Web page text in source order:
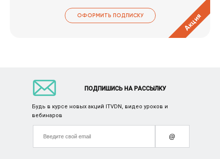
ОФОРМИТЬ ПОДПИСКУ Акция
ПОДПИШИСЬ НА РАССЫЛКУ
Будь в курсе новых акций ITVDN, видео уроков и
вебинаров
@